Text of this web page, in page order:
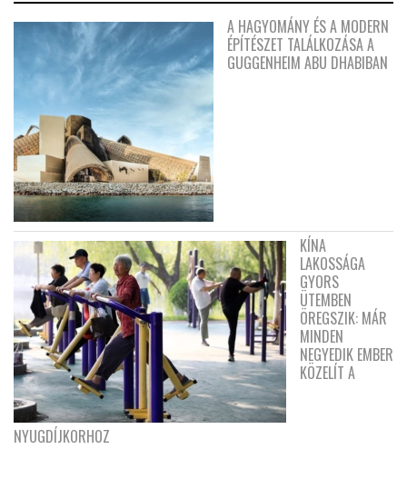
A HAGYOMÁNY ÉS A MODERN
ÉPÍTÉSZET TALÁLKOZÁSA A
GUGGENHEIM ABU DHABIBAN
KÍNA
LAKOSSÁGA
GYORS
ÜTEMBEN
ÖREGSZIK: MÁR
MINDEN
NEGYEDIK EMBER
KÖZELÍT A
NYUGDÍJKORHOZ